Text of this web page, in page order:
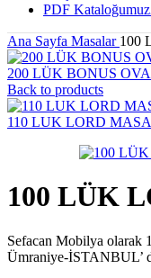
PDF Kataloğumuz
Ana Sayfa Masalar 100
200 LÜK BONUS
Back to products
110 LUK LORD MASA
100 LÜK
Sefacan Mobilya olarak
Ümraniye-İSTANBUL’